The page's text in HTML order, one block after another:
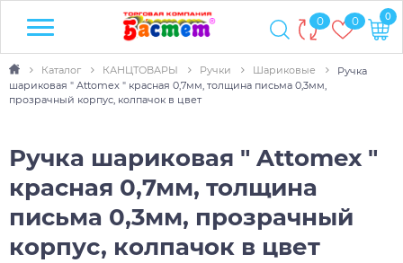
0 0 0
Каталог КАНЦТОВАРЫ Ручки Шариковые
Ручка
шариковая " Attomex " красная 0,7мм, толщина письма 0,3мм,
прозрачный корпус, колпачок в цвет
Ручка шариковая " Attomex "
красная 0,7мм, толщина
письма 0,3мм, прозрачный
корпус, колпачок в цвет